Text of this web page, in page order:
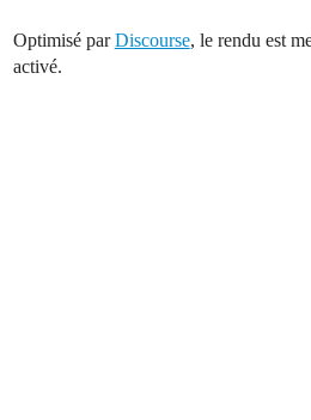
Optimisé parDiscourse, le rendu est
activé.